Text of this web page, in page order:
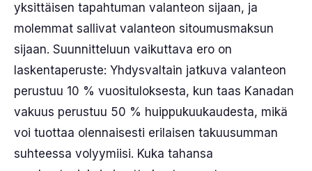
yksittäisen tapahtuman valanteon sijaan, ja
molemmat sallivat valanteon sitoumusmaksun
sijaan. Suunnitteluun vaikuttava ero on
laskentaperuste: Yhdysvaltain jatkuva valanteon
perustuu 10 % vuosituloksesta, kun taas Kanadan
vakuus perustuu 50 % huippukuukaudesta, mikä
voi tuottaa olennaisesti erilaisen takuusumman
suhteessa volyymiisi. Kuka tahansa